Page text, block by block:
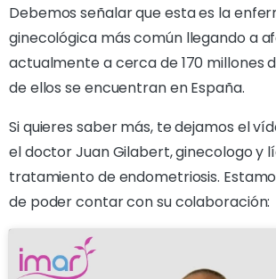
Debemos señalar que esta es la
ginecológica más común llegando a
actualmente a cerca de 170 millones
de ellos se encuentran en España.
Si quieres saber más, te dejamos el
el doctor Juan Gilabert, ginecologo y
tratamiento de endometriosis.
de poder contar con su colaboración: